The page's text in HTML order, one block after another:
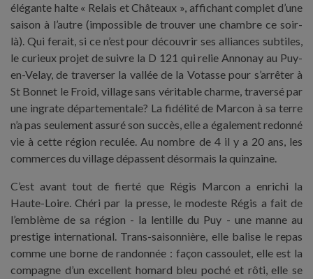
élégante halte « Relais et Châteaux », affichant complet d’une
saison à l’autre (impossible de trouver une chambre ce soir-
là). Qui ferait, si ce n’est pour découvrir ses alliances subtiles,
le curieux projet de suivre la D 121 qui relie Annonay au Puy-
en-Velay, de traverser la vallée de la Votasse pour s’arrêter à
St Bonnet le Froid, village sans véritable charme, traversé par
une ingrate départementale? La fidélité de Marcon à sa terre
n’a pas seulement assuré son succès, elle a également redonné
vie à cette région reculée. Au nombre de 4 il y a 20 ans, les
commerces du village dépassent désormais la quinzaine.
C’est avant tout de fierté que Régis Marcon a enrichi la
Haute-Loire. Chéri par la presse, le modeste Régis a fait de
l’emblème de sa région - la lentille du Puy - une manne au
prestige international. Trans-saisonnière, elle balise le repas
comme une borne de randonnée : façon cassoulet, elle est la
compagne d’un excellent homard bleu poché et rôti, elle se